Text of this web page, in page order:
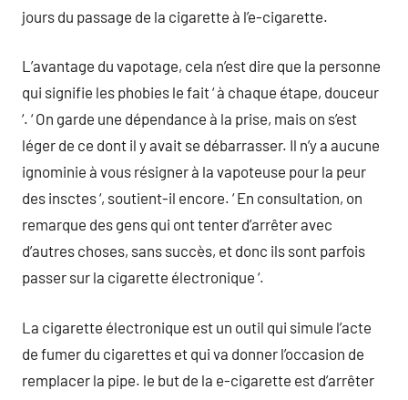
jours du passage de la cigarette à l’e-cigarette.
L’avantage du vapotage, cela n’est dire que la personne
qui signifie les phobies le fait ‘ à chaque étape, douceur
‘. ‘ On garde une dépendance à la prise, mais on s’est
léger de ce dont il y avait se débarrasser. Il n’y a aucune
ignominie à vous résigner à la vapoteuse pour la peur
des insctes ‘, soutient-il encore. ‘ En consultation, on
remarque des gens qui ont tenter d’arrêter avec
d’autres choses, sans succès, et donc ils sont parfois
passer sur la cigarette électronique ‘.
La cigarette électronique est un outil qui simule l’acte
de fumer du cigarettes et qui va donner l’occasion de
remplacer la pipe. le but de la e-cigarette est d’arrêter